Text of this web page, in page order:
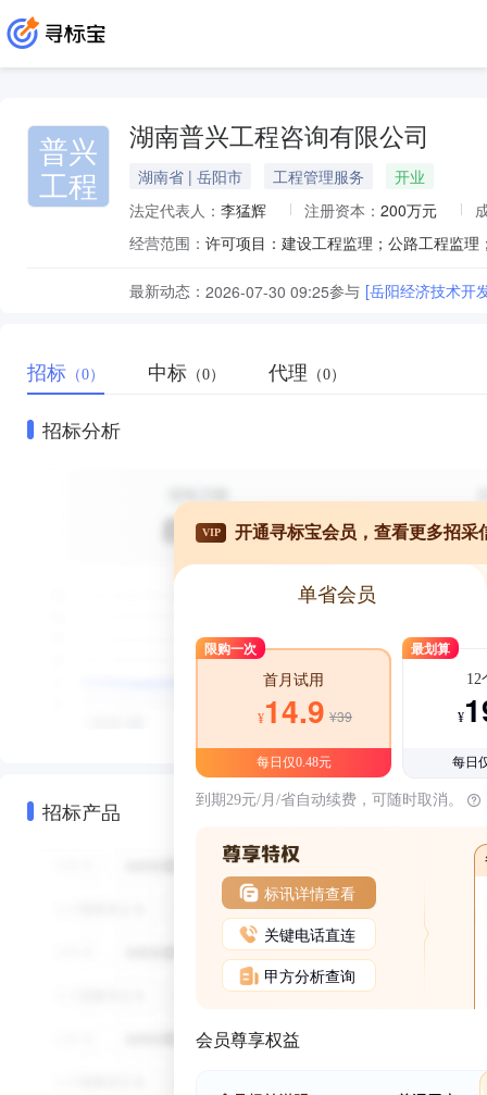
普兴
工程
湖南普兴工程咨询有限公司
湖南省 | 岳阳市 工程管理服务
开业
法定代表人： 李猛辉 注册资本： 200万元
经营范围：
最新动态： 2026-07-30 09:25参与 [岳阳经济技术开
招标 （0） 中标 （0） 代理 （0）
招标分析
招标产品
VIP 开通寻标宝会员，查看更多招采
单省会员
限购一次
首月试用
¥14.9 ¥39
每日仅0.48元
最划算
12
¥
每日
到期29元/月/省自动续费，可随时取消。
标讯详情查看
关键电话直连
甲方分析查询
会员尊享权益